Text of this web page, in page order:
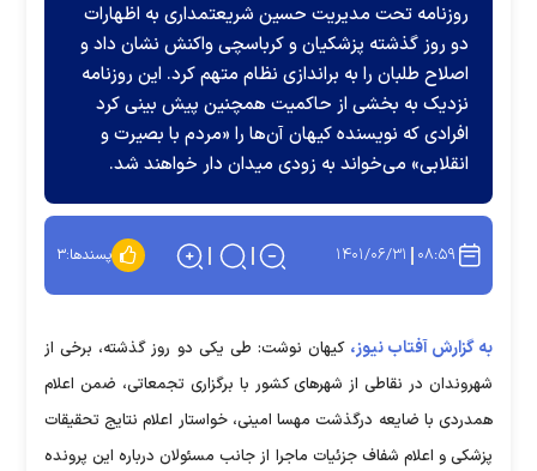
روزنامه تحت مدیریت حسین شریعتمداری به اظهارات
دو روز گذشته پزشکیان و کرباسچی واکنش نشان داد و
اصلاح طلبان را به براندازی نظام متهم کرد. این روزنامه
نزدیک به بخشی از حاکمیت همچنین پیش بینی کرد
افرادی که نویسنده کیهان آن‌ها را «مردم با بصیرت و
انقلابی» می‌خواند به زودی میدان دار خواهند شد.
۰۸:۵۹ ۱۴۰۱/۰۶/۳۱ پسندها:۳
به گزارش آفتاب نیوز، کیهان نوشت: طی یکی دو روز گذشته، برخی از
شهروندان در نقاطی از شهر‌های کشور با برگزاری تجمعاتی، ضمن اعلام
همدردی با ضایعه درگذشت مهسا امینی، خواستار اعلام نتایج تحقیقات
پزشکی و اعلام شفاف جزئیات ماجرا از جانب مسئولان درباره این پرونده